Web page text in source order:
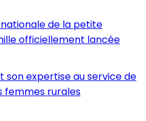
nationale de la petite
officiellement lancée
son expertise au service de
femmes rurales